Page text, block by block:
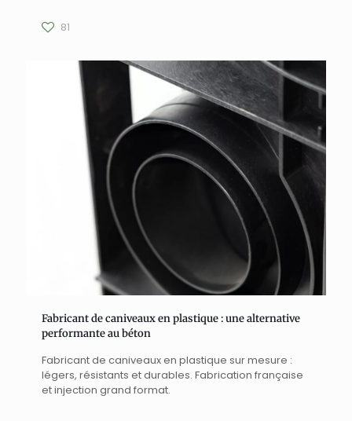
81
Fabricant de caniveaux en plastique : une alternative
performante au béton
Fabricant de caniveaux en plastique sur mesure :
légers, résistants et durables. Fabrication française
et injection grand format.